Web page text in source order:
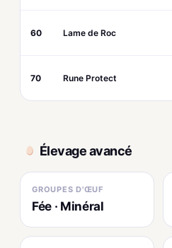
60 Lame de Roc
70 Rune Protect
Élevage avancé
GROUPES D'ŒUF
Fée · Minéral